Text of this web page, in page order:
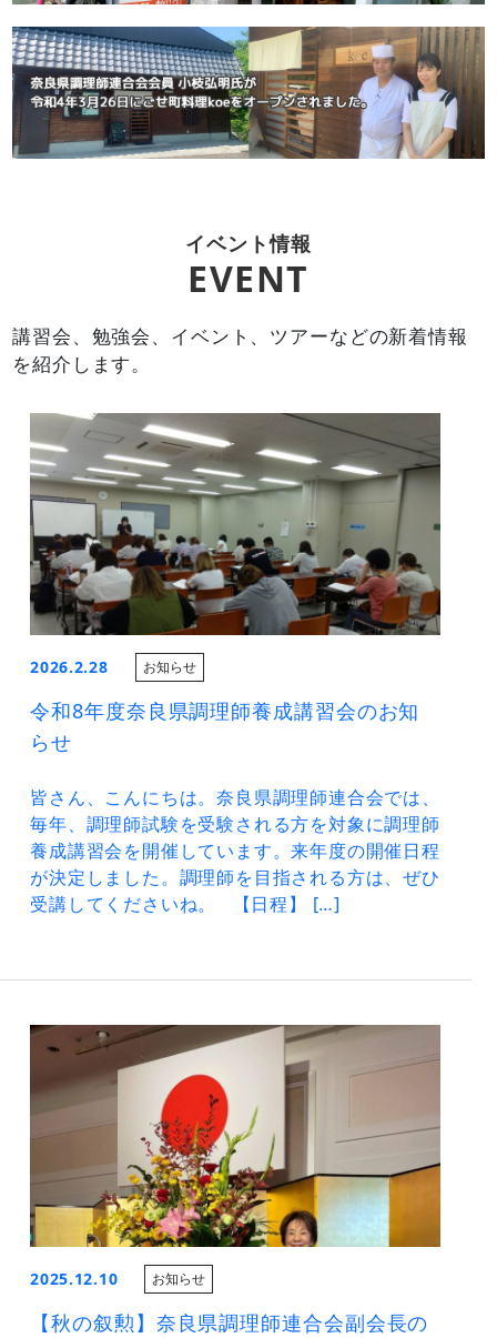
イベント情報
EVENT
講習会、勉強会、イベント、ツアーなどの新着情報
を紹介します。
令和8年度奈良県調理師養成講習会のお知
らせ
2026.2.28 お知らせ
皆さん、こんにちは。奈良県調理師連合会では、
毎年、調理師試験を受験される方を対象に調理師
養成講習会を開催しています。来年度の開催日程
が決定しました。調理師を目指される方は、ぜひ
受講してくださいね。 【日程】 […]
【秋の叙勲】奈良県調理師連合会副会長の
2025.12.10 お知らせ